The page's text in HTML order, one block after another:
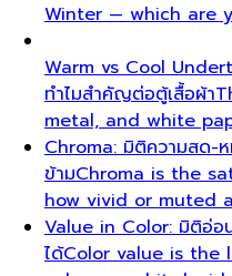
ทีมสร้างสรรค์เบื้องหลัง
team led by